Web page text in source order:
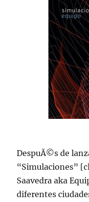
DespuÃ©s de
“Simulaciones”
Saavedra aka
diferentes